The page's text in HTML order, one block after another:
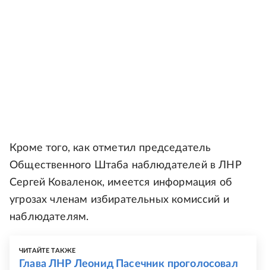
Кроме того, как отметил председатель
Общественного Штаба наблюдателей в ЛНР
Сергей Коваленок, имеется информация об
угрозах членам избирательных комиссий и
наблюдателям.
ЧИТАЙТЕ ТАКЖЕ
Глава ЛНР Леонид Пасечник проголосовал